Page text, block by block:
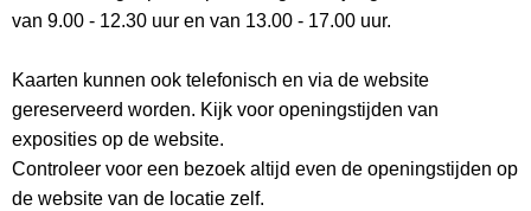
van 9.00 - 12.30 uur en van 13.00 - 17.00 uur.
Kaarten kunnen ook telefonisch en via de website
gereserveerd worden. Kijk voor openingstijden van
exposities op de website.
Controleer voor een bezoek altijd even de openingstijden op
de website van de locatie zelf.